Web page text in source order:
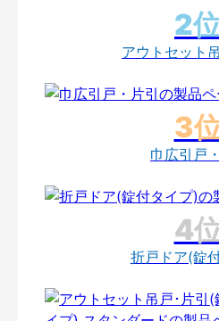
アウトセット
巾広引戸
折戸ドア(錠